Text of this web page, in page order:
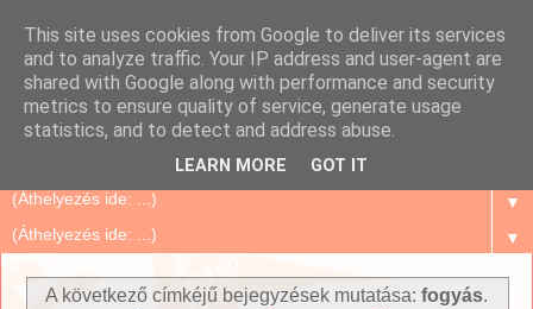
Szépségápolás Otthon
Oriflame Mindenkinek, mert megbízható és sok tanács,
történet, tapasztalat...
▼
▼
A következő címkéjű bejegyzések mutatása: fogyás.
This site uses cookies from Google to deliver its services
and to analyze traffic. Your IP address and user-agent are
shared with Google along with performance and security
metrics to ensure quality of service, generate usage
statistics, and to detect and address abuse.
LEARN MORE GOT IT